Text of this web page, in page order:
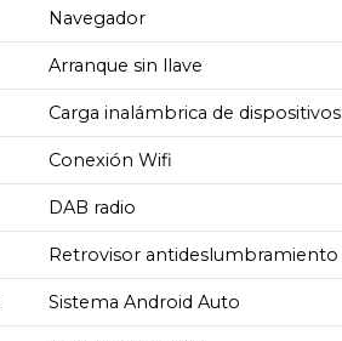
Navegador
Arranque sin llave
Carga inalámbrica de dispositivos
Conexión Wifi
DAB radio
Retrovisor antideslumbramiento
Sistema Android Auto